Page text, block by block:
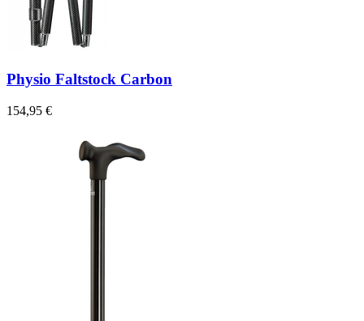
Physio Faltstock Carbon
154,95 €